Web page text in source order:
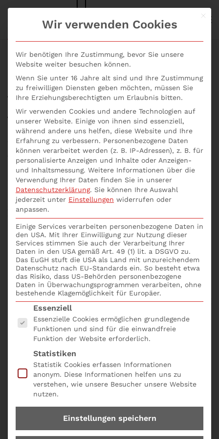
Skip to main content
S+P NEWS
Was sind
Eskalationsprozesse?
Geschrieben vonp537752am2. September 2021.
Veröffentlicht inInhouse Seminare,Seminare Aktuell,
sind Eskalationsprozesse?.
Was sind Eskalationsprozesse? Es ist eigentlich ein
Prozess wie jeder andere auch, der nur besonders
gut dann funktionieren muss, wenn er aktiviert wird.
Während bei den meisten Prozessen der Ablauf und
das Ergebnis im Vordergrund stehen, ist es beim
Eskalationsprozess eher die
Entscheidungskompetenz und die weitreichende
Befugnis der zuständigen Personen. Die Institute und
Zahlungsinstitute sollten sicherstellen, dass sie in
der Lage sind, Auslagerungsvereinbarungen zu
beenden, ohne dass eine unverhältnismäßige Störung
ihrer Geschäftstätigkeit auftritt, ohne ihre Erfüllung
der aufsichtlichen Anforderungen einzuschränken
und ohne die Kontinuität und Qualität der
zu beeinträchtigen. Um dies zu erreichen, sollten sie
Ausstiegspläne entwickeln und umsetzen, die
umfassend, dokumentiert und gegebenenfalls
ausreichend erprobt sind (z. B. durch die
Durchführung einer Analyse der potenziellen
Kosten, Folgen, Mittel und zeitlichen
Auswirkungen der Übertragung einer
Mit
Wir verwenden Cookies
Wir benötigen Ihre Zustimmung, bevor Sie unsere
Website weiter besuchen können.
Wenn Sie unter 16 Jahre alt sind und Ihre Zustimmung
zu freiwilligen Diensten geben möchten, müssen Sie
Ihre Erziehungsberechtigten um Erlaubnis bitten.
Wir verwenden Cookies und andere Technologien auf
unserer Website. Einige von ihnen sind essenziell,
während andere uns helfen, diese Website und Ihre
Erfahrung zu verbessern. Personenbezogene Daten
können verarbeitet werden (z. B. IP-Adressen), z. B. für
personalisierte Anzeigen und Inhalte oder Anzeigen-
und Inhaltsmessung. Weitere Informationen über die
Verwendung Ihrer Daten finden Sie in unserer
Datenschutzerklärung. Sie können Ihre Auswahl
jederzeit unter Einstellungen widerrufen oder
anpassen.
Einige Services verarbeiten personenbezogene Daten in
den USA. Mit Ihrer Einwilligung zur Nutzung dieser
Services stimmen Sie auch der Verarbeitung Ihrer
Daten in den USA gemäß Art. 49 (1) lit. a DSGVO zu.
Das EuGH stuft die USA als Land mit unzureichendem
Datenschutz nach EU-Standards ein. So besteht etwa
das Risiko, dass US-Behörden personenbezogene
Daten in Überwachungsprogrammen verarbeiten, ohne
bestehende Klagemöglichkeit für Europäer.
Es folgt eine Liste der Service-Gruppen, für die
Essenziell
Essenzielle Cookies ermöglichen grundlegende
Funktionen und sind für die einwandfreie
Funktion der Website erforderlich.
Statistiken
Statistik Cookies erfassen Informationen
anonym. Diese Informationen helfen uns zu
verstehen, wie unsere Besucher unsere Website
nutzen.
Einstellungen speichern